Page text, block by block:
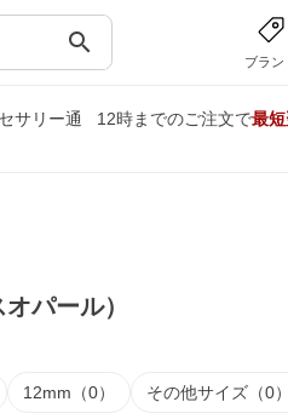
search
ブラン
サリー通
12時までのご注文で最
パール）
12mm（0） その他サイズ（0）